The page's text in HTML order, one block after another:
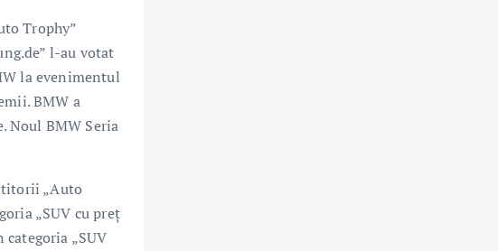
Trophy”
l-au votat
la evenimentul
BMW a
Noul BMW Seria
„Auto
„SUV cu preţ
„SUV